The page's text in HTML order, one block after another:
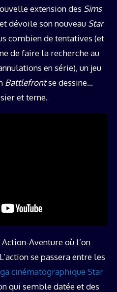
extension des Sims
dévoile son nouveau Star
combien de tentatives (et
de faire la recherche au
en série), un jeu
Battlefrontse dessine…
et terne.
Aventure où l’on
se passera entre les
cinématographique Star
qui semble datée et des